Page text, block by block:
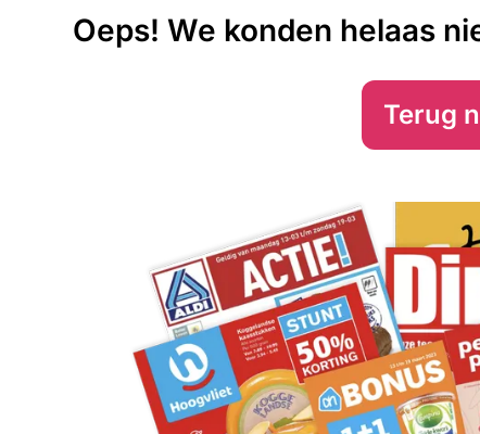
Oeps! We konden helaas
Terug